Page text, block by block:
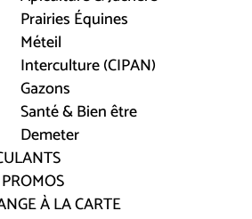
Prairies Équines
Méteil
Interculture (CIPAN)
Gazons
Santé & Bien être
Demeter
À LA CARTE